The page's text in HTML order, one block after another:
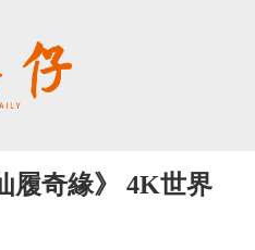
履奇緣》 4K世界